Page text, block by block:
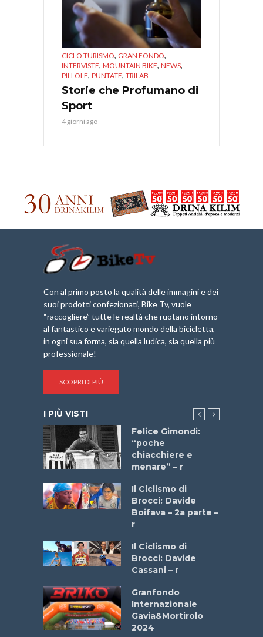
CICLO TURISMO, GRAN FONDO,
INTERVISTE, MOUNTAIN BIKE, NEWS,
PILLOLE, PUNTATE, TRILAB
Storie che Profumano di
Sport
4 giorni ago
Con al primo posto la qualità delle immagini e dei
suoi prodotti confezionati, Bike Tv, vuole
“raccogliere” tutte le realtà che ruotano intorno
al fantastico e variegato mondo della bicicletta,
in ogni sua forma, sia quella ludica, sia quella più
professionale!
SCOPRI DI PIÙ
I PIÙ VISTI
Felice Gimondi:
“poche
chiacchiere e
menare” – r
Il Ciclismo di
Brocci: Davide
Boifava – 2a parte –
r
Il Ciclismo di
Brocci: Davide
Cassani – r
Granfondo
Internazionale
Gavia&Mortirolo
2024